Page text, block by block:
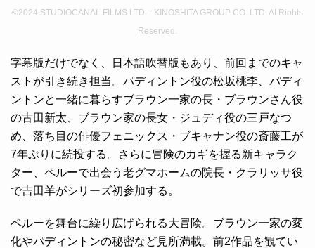
©2024 STUDIOCANAL FILMS LTD. - KINOSHITA GROUP CO. LTD. AI Riohts
Reserved.
字幕版だけでなく、日本語吹替版もあり、前回までのキャ
ストが引き続き担当。パディントン役の松坂桃李、パディ
ントンと一緒に暮らすブラウン一家の長・ブラウンさん役
の古田新太、ブラウン家の長女・ジュディ役の三戸なつ
め、落ち目の俳優フェニックス・ブキャナン役の斎藤工が
7年ぶりに続投する。さらに冒険のカギを握る新キャラク
ター、ペルーで出会う老グマホームの院長・クラリッサ役
で吉田羊がシリーズ初参加する。
ペルーを舞台に繰り広げられる大冒険。ブラウン一家の変
化やパディントンの秘密など見所満載。前2作品を観てい